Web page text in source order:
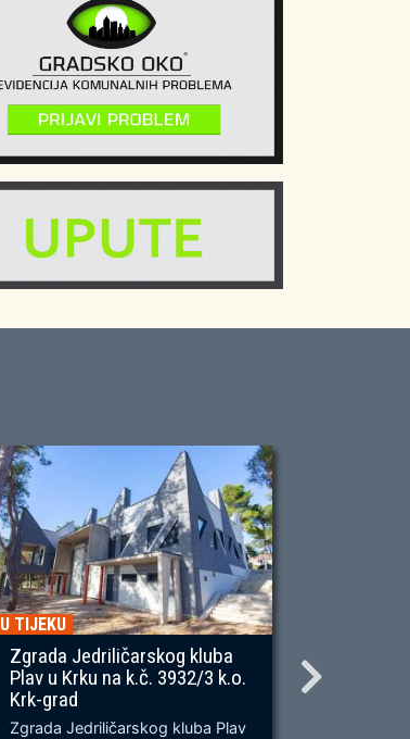
U TIJEKU
Zgrada Jedriličarskog kluba
Plav u Krku na k.č. 3932/3 k.o.
Krk-grad
Zgrada Jedriličarskog kluba Plav
OU, na